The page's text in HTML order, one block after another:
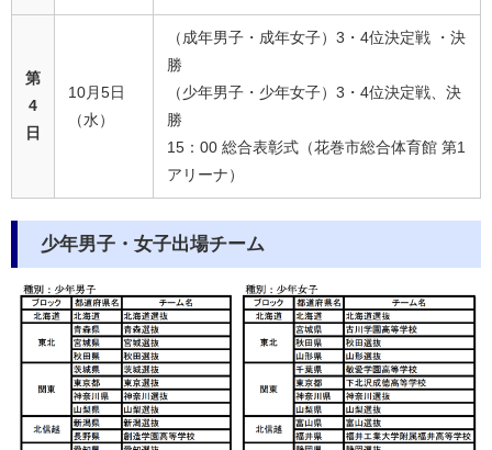
第
4
日
10月5日
（水）
（成年男子・成年女子）3・4位決定戦 ・決
勝
（少年男子・少年女子）3・4位決定戦、決
勝
15：00 総合表彰式（花巻市総合体育館 第1
アリーナ）
少年男子・女子出場チーム